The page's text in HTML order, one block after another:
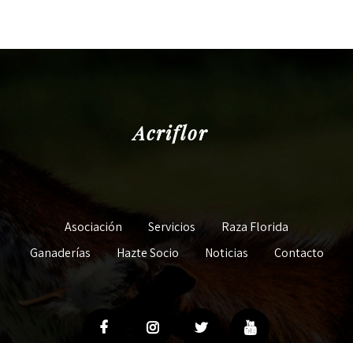
Acriflor
Asociación Servicios
Raza Florida
Ganaderías
Hazte Socio Noticias Contacto